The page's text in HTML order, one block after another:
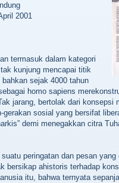
2001
termasuk dalam kategori
kunjung mencapai titik
sejak 4000 tahun
homo sapiens
jarang, bertolak dari konsepsi
gerakan sosial yang bersifat
demi menegakkan citra
peringatan dan pesan
bersikap ahistoris terhadap
itu, bahwa ternyata